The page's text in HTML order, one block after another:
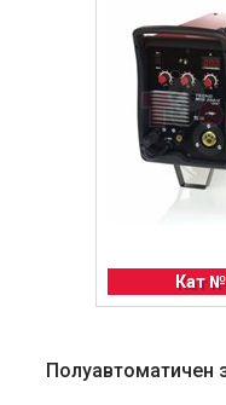
Кат
Полуавтоматичен